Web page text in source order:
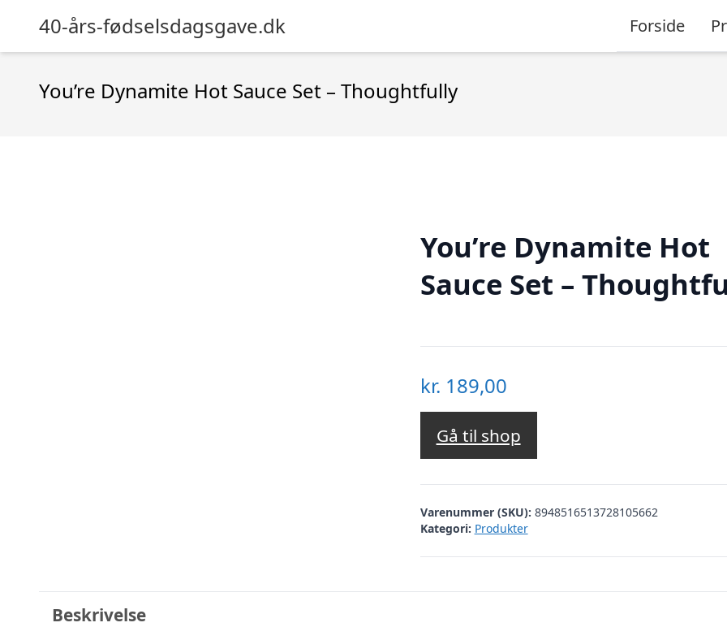
40-års-fødselsdagsgave.dk Forside
You’re Dynamite Hot Sauce Set – Thoughtfully
You’re Dynamite Hot
Sauce Set –
kr. 189,00
Gå til shop
Varenummer (SKU): 8948516513728105662
Kategori: Produkter
Beskrivelse